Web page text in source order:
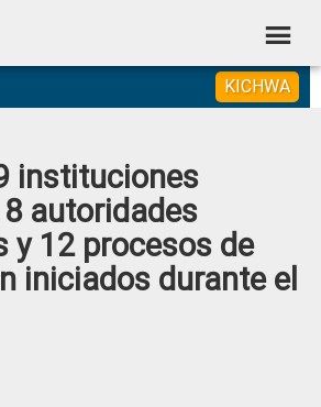
KICHWA
instituciones
autoridades
y 12 procesos de
iniciados durante el